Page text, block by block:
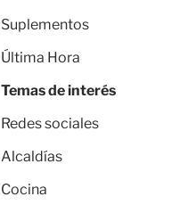
Suplementos
Última Hora
Temas de interés
Redes sociales
Alcaldías
Cocina